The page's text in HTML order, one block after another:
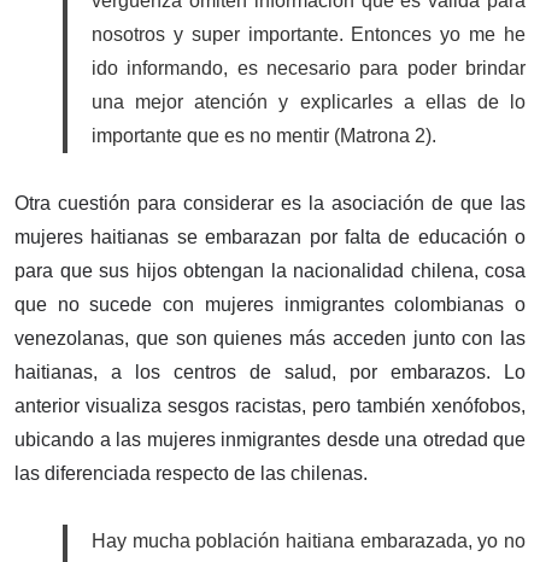
nosotros y super importante. Entonces yo me he
ido informando, es necesario para poder brindar
una mejor atención y explicarles a ellas de lo
importante que es no mentir (Matrona 2).
Otra cuestión para considerar es la asociación de que las
mujeres haitianas se embarazan por falta de educación o
para que sus hijos obtengan la nacionalidad chilena, cosa
que no sucede con mujeres inmigrantes colombianas o
venezolanas, que son quienes más acceden junto con las
haitianas, a los centros de salud, por embarazos. Lo
anterior visualiza sesgos racistas, pero también xenófobos,
ubicando a las mujeres inmigrantes desde una otredad que
las diferenciada respecto de las chilenas.
Hay mucha población haitiana embarazada, yo no